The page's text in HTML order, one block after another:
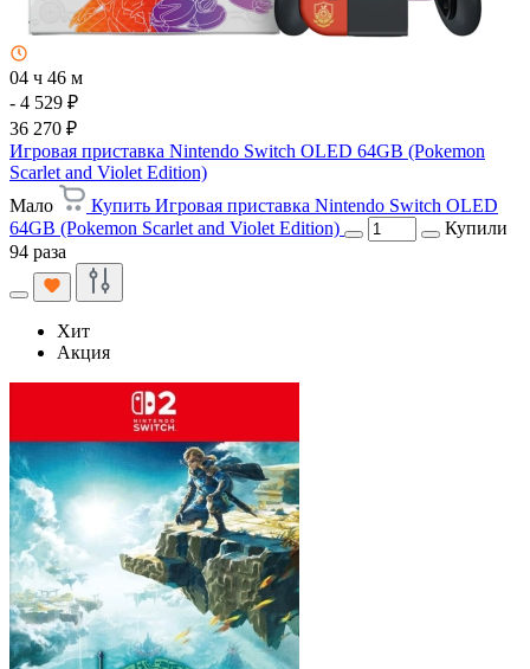
04 ч 46 м
- 4 529 ₽
36 270 ₽
Игровая приставка Nintendo Switch OLED 64GB (Pokemon
Scarlet and Violet Edition)
Мало
Купить Игровая приставка Nintendo Switch OLED
64GB (Pokemon Scarlet and Violet Edition)
Купили
94 раза
Хит
Акция